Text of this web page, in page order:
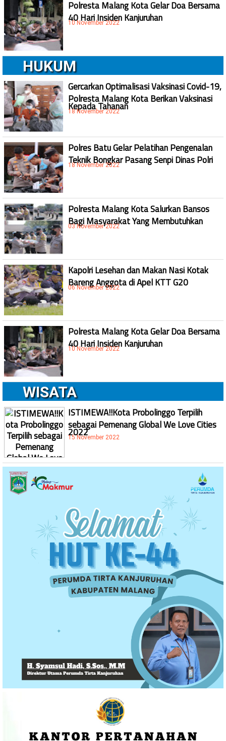
Polresta Malang Kota Gelar Doa Bersama
40 Hari Insiden Kanjuruhan
10 November 2022
HUKUM
Gercarkan Optimalisasi Vaksinasi Covid-19,
Polresta Malang Kota Berikan Vaksinasi
Kepada Tahanan
18 November 2022
Polres Batu Gelar Pelatihan Pengenalan
Teknik Bongkar Pasang Senpi Dinas Polri
18 November 2022
Polresta Malang Kota Salurkan Bansos
Bagi Masyarakat Yang Membutuhkan
03 November 2022
Kapolri Lesehan dan Makan Nasi Kotak
Bareng Anggota di Apel KTT G20
06 November 2022
Polresta Malang Kota Gelar Doa Bersama
40 Hari Insiden Kanjuruhan
10 November 2022
WISATA
ISTIMEWA!!Kota Probolinggo Terpilih
sebagai Pemenang Global We Love Cities
2022
15 November 2022